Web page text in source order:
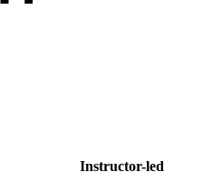
Instructor-led